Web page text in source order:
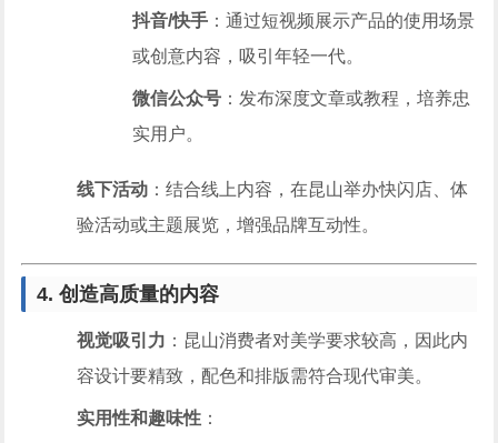
抖音/快手 ：通过短视频展示产品的使用场景
或创意内容，吸引年轻一代。
微信公众号 ：发布深度文章或教程，培养忠
实用户。
线下活动 ：结合线上内容，在昆山举办快闪店、体
验活动或主题展览，增强品牌互动性。
4. 创造高质量的内容
视觉吸引力 ：昆山消费者对美学要求较高，因此内
容设计要精致，配色和排版需符合现代审美。
实用性和趣味性 ：